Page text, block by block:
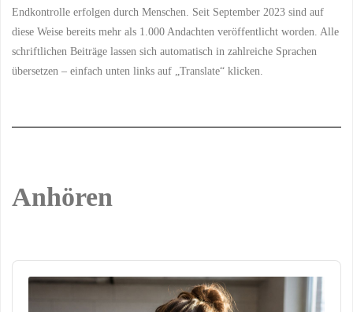
Endkontrolle erfolgen durch Menschen. Seit September 2023 sind auf
diese Weise bereits mehr als 1.000 Andachten veröffentlicht worden. Alle
schriftlichen Beiträge lassen sich automatisch in zahlreiche Sprachen
übersetzen – einfach unten links auf „Translate“ klicken.
Anhören
Audio
Player